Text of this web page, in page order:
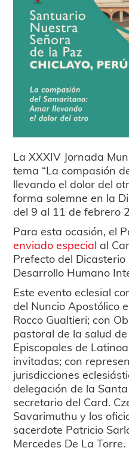
La XXXIV Jornada
tema “La compasión
llevando el dolor del
forma solemne en la
del 9 al 11 de febrero
Para esta ocasión, el
enviado especial al
Prefecto del
Desarrollo Humano
Este evento eclesial
del Nuncio Apostólico
Rocco Gualtieri; con
pastoral de la salud
Episcopales de
invitadas; con
jurisdicciones
delegación de la
secretario del Card.
Savarimuthu y los
sacerdote Patricio
Mercedes De La Torre.